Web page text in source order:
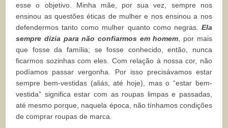
esse o objetivo. Minha mãe, por sua vez, sempre nos
ensinou as questões éticas de mulher e nos ensinou a nos
defendermos tanto como mulher quanto como negras. Ela
sempre dizia para não confiarmos em homem , por mais
que fosse da família; se fosse conhecido, então, nunca
ficarmos sozinhas com eles. Com relação à nossa cor, não
podíamos passar vergonha. Por isso precisávamos estar
sempre bem-vestidas (aliás, até hoje), mas o “estar bem-
vestida” significa estar com as roupas limpas e passadas,
até mesmo porque, naquela época, não tínhamos condições
de comprar roupas de marca.